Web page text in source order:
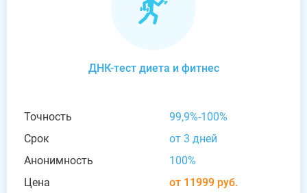
ДНК-тест диета и фитнес
Точность
99,9%-100%
Срок
от 3 дней
Анонимность
100%
Цена
от 11999 руб.